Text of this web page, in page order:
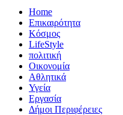
Home
Επικαιρότητα
Κόσμος
LifeStyle
πολιτική
Οικονομία
Αθλητικά
Υγεία
Εργασία
Δήμοι Περιφέρειες